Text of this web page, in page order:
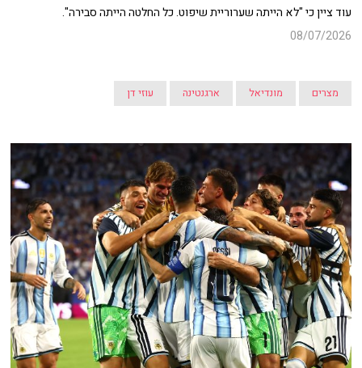
עוד ציין כי "לא הייתה שערוריית שיפוט. כל החלטה הייתה סבירה".
08/07/2026
מצרים מונדיאל ארגנטינה עוזי דן